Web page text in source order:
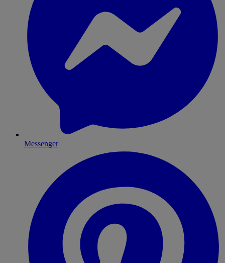
Messenger